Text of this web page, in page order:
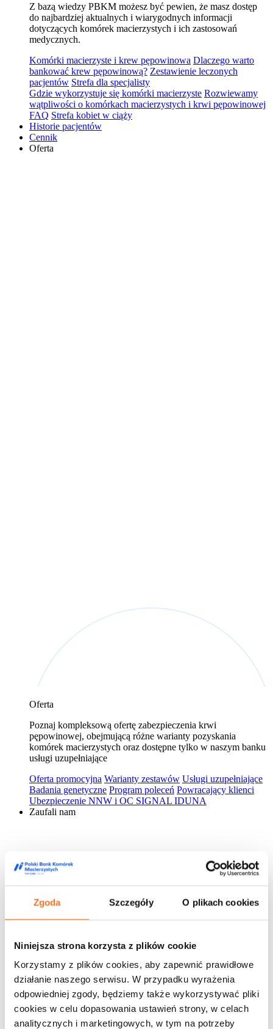
Zgoda Szczegóły O plikach cookies
Niniejsza strona korzysta z plików cookie
Korzystamy z plików cookies, aby zapewnić prawidłowe
działanie naszego serwisu. W przypadku wyrażenia
odpowiedniej zgody, będziemy także wykorzystywać pliki
cookies w celu dopasowania ustawień strony, w celach
analitycznych i marketingowych, w tym na potrzeby
Z bazą wiedzy PBKM możesz być pewien, że masz dostęp
do najbardziej aktualnych i wiarygodnych informacji
dotyczących komórek macierzystych i ich zastosowań
medycznych.
Komórki macierzyste i krew pępowinowa Dlaczego warto
bankować krew pępowinową? Zestawienie leczonych
pacjentów Strefa dla specjalisty
Gdzie wykorzystuje się komórki macierzyste Rozwiewamy
wątpliwości o komórkach macierzystych i krwi pępowinowej
FAQ Strefa kobiet w ciąży
Historie pacjentów
Cennik
Oferta
Oferta
Poznaj kompleksową ofertę zabezpieczenia krwi
pępowinowej, obejmującą różne warianty pozyskania
komórek macierzystych oraz dostępne tylko w naszym banku
usługi uzupełniające
Oferta promocyjna Warianty zestawów Usługi uzupełniające
Badania genetyczne Program poleceń Powracający klienci
Ubezpieczenie NNW i OC SIGNAL IDUNA
Zaufali nam